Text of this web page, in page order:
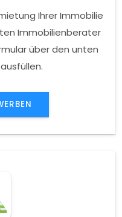
Ihrer Immobilie
Immobilienberater
über den unten